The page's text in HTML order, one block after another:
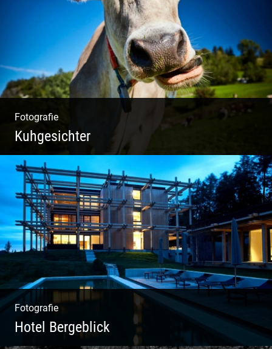
Fotografie
Kuhgesichter
Kuhportraits
Fotografie
Hotel Bergeblick